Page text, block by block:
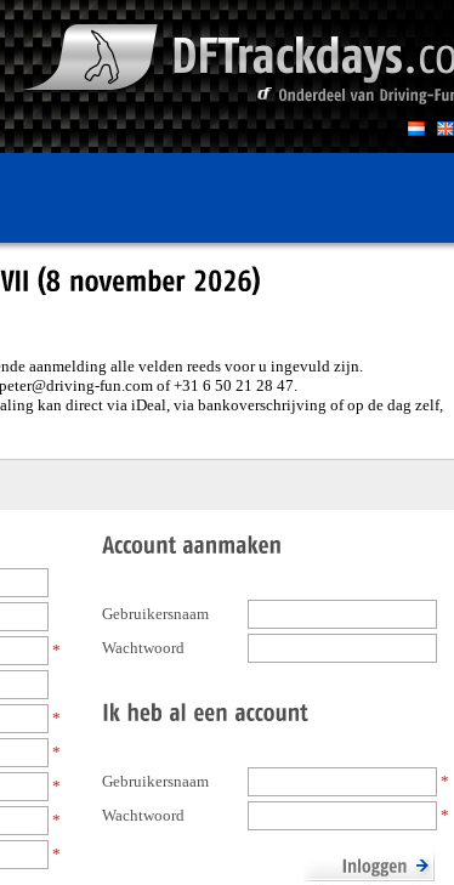
aanmelding alle velden reeds voor u ingevuld zijn.
fun.com of +31 6 50 21 28 47.
kan direct via iDeal, via bankoverschrijving of op de dag zelf,
*
*
*
*
*
*
Gebruikersnaam
Wachtwoord
Gebruikersnaam
*
Wachtwoord
*